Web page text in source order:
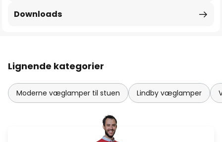
Downloads
Lignende kategorier
Moderne væglamper til stuen Lindby væglamper